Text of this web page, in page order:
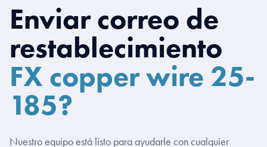
Enviar correo de
restablecimiento
FX copper wire 25-
185?
Nuestro equipo está listo para ayudarle con cualquier